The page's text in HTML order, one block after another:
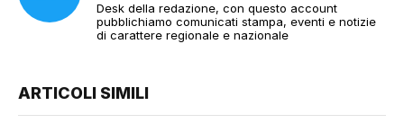
Desk della redazione, con questo account
pubblichiamo comunicati stampa, eventi e notizie
di carattere regionale e nazionale
ARTICOLI SIMILI